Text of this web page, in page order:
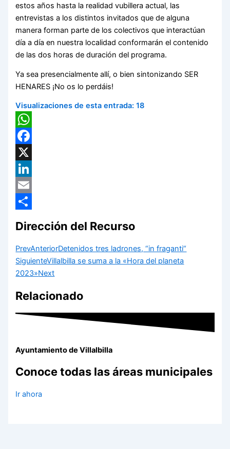
estos años hasta la realidad vubillera actual, las
entrevistas a los distintos invitados que de alguna
manera forman parte de los colectivos que interactúan
día a día en nuestra localidad conformarán el contenido
de las dos horas de duración del programa.
Ya sea presencialmente allí, o bien sintonizando SER
HENARES ¡No os lo perdáis!
Visualizaciones de esta entrada: 18
WhatsApp
Facebook
X
LinkedIn
Email
Dirección del Recurso
PrevAnteriorDetenidos tres ladrones, “in fraganti“
SiguienteVillalbilla se suma a la «Hora del planeta
2023»Next
Relacionado
Ayuntamiento de Villalbilla
Conoce todas las áreas municipales
Ir ahora